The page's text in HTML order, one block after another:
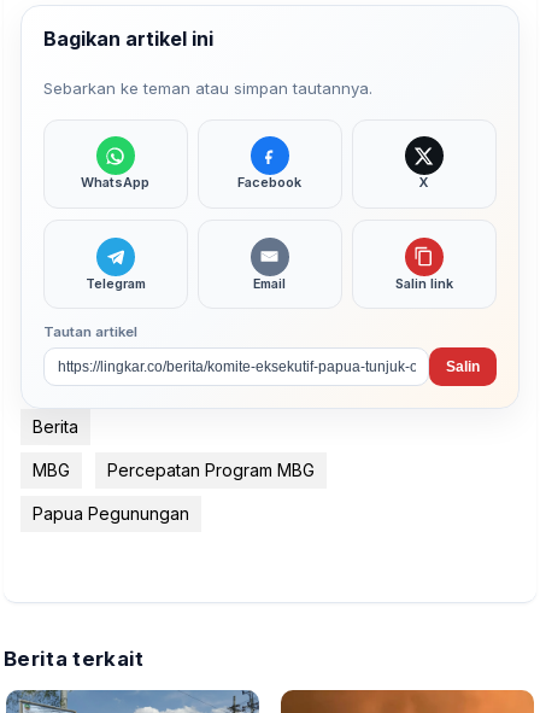
Bagikan artikel ini
Sebarkan ke teman atau simpan tautannya.
WhatsApp Facebook X
Telegram Email Salin link
Tautan artikel
Salin
Berita
MBG Percepatan Program MBG
Papua Pegunungan
Berita terkait